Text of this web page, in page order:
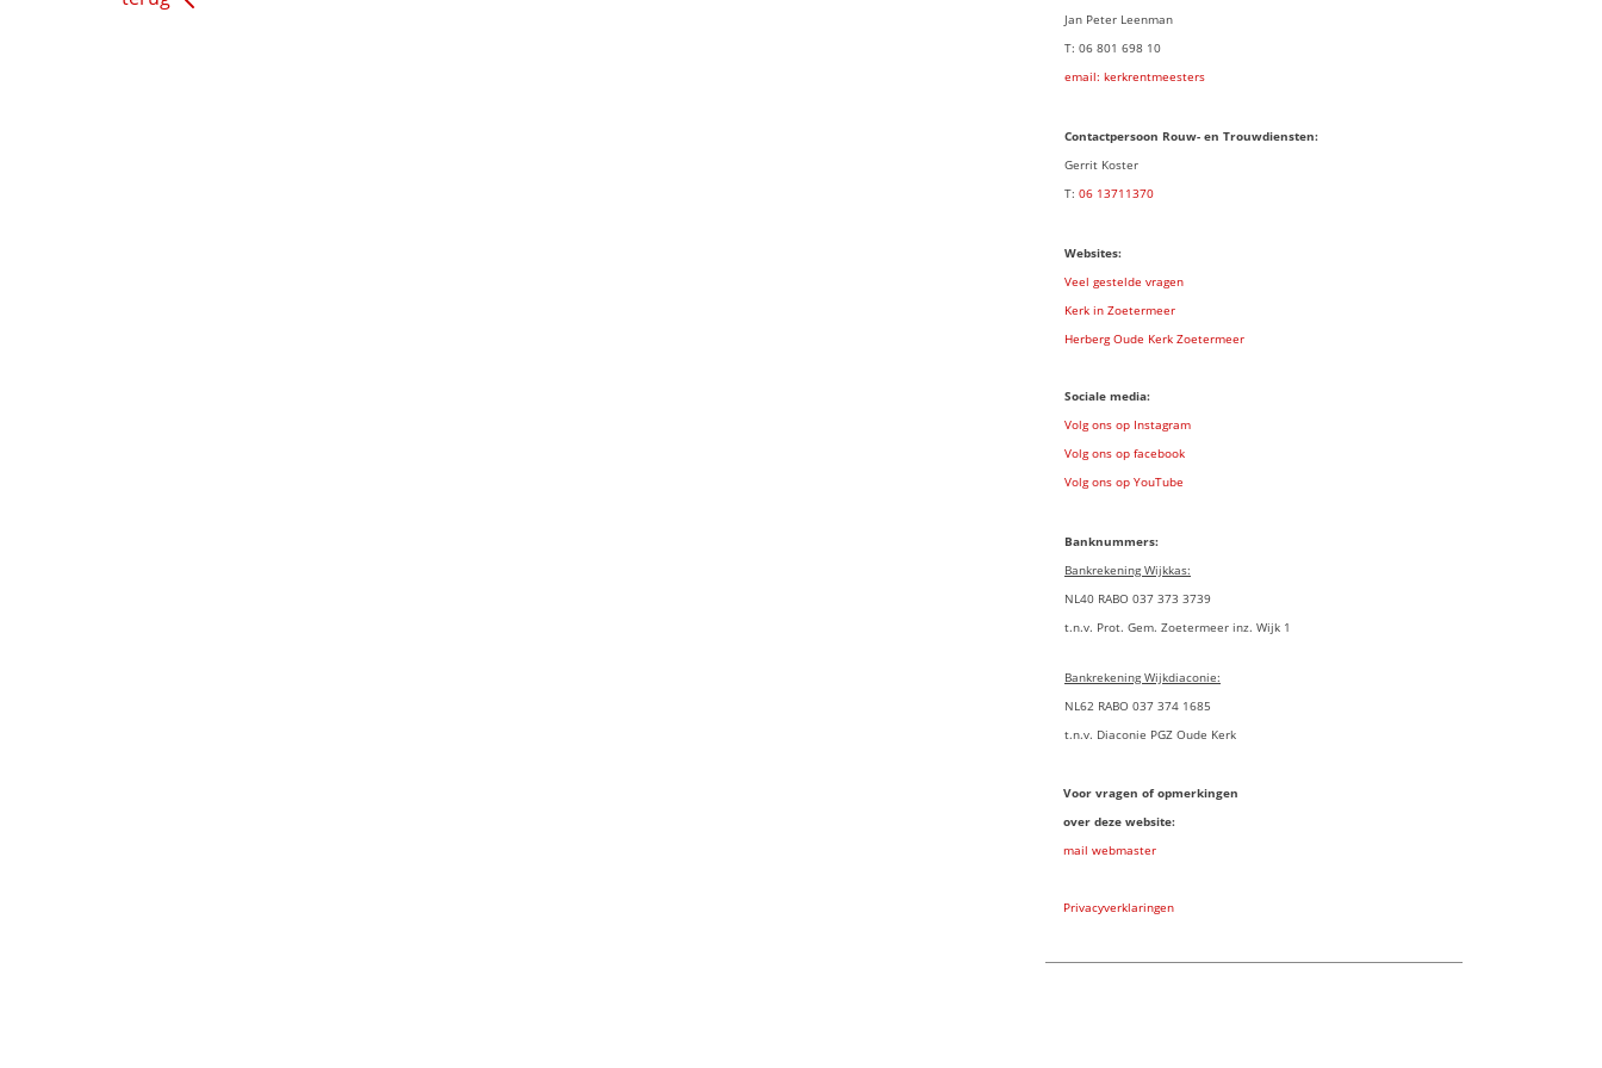
Jan Peter Leenman
T: 06 801 698 10
email: kerkrentmeesters
Contactpersoon Rouw- en Trouwdiensten:
Gerrit Koster
T: 06 13711370
Websites:
Veel gestelde vragen
Kerk in Zoetermeer
Herberg Oude Kerk Zoetermeer
Sociale media:
Volg ons op Instagram
Volg ons op facebook
Volg ons op YouTube
Banknummers:
Bankrekening Wijkkas:
NL40 RABO 037 373 3739
t.n.v. Prot. Gem. Zoetermeer inz. Wijk 1
Bankrekening Wijkdiaconie:
NL62 RABO 037 374 1685
t.n.v. Diaconie PGZ Oude Kerk
Voor vragen of opmerkingen
over deze website:
mail webmaster
Privacyverklaringen